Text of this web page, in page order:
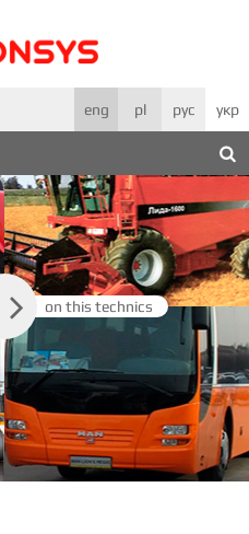
eng pl рус укр
on this technics
